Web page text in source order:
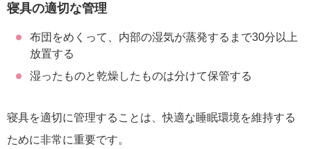
寝具の適切な管理
布団をめくって、内部の湿気が蒸発するまで30分以上
放置する
湿ったものと乾燥したものは分けて保管する
寝具を適切に管理することは、快適な睡眠環境を維持する
ために非常に重要です。